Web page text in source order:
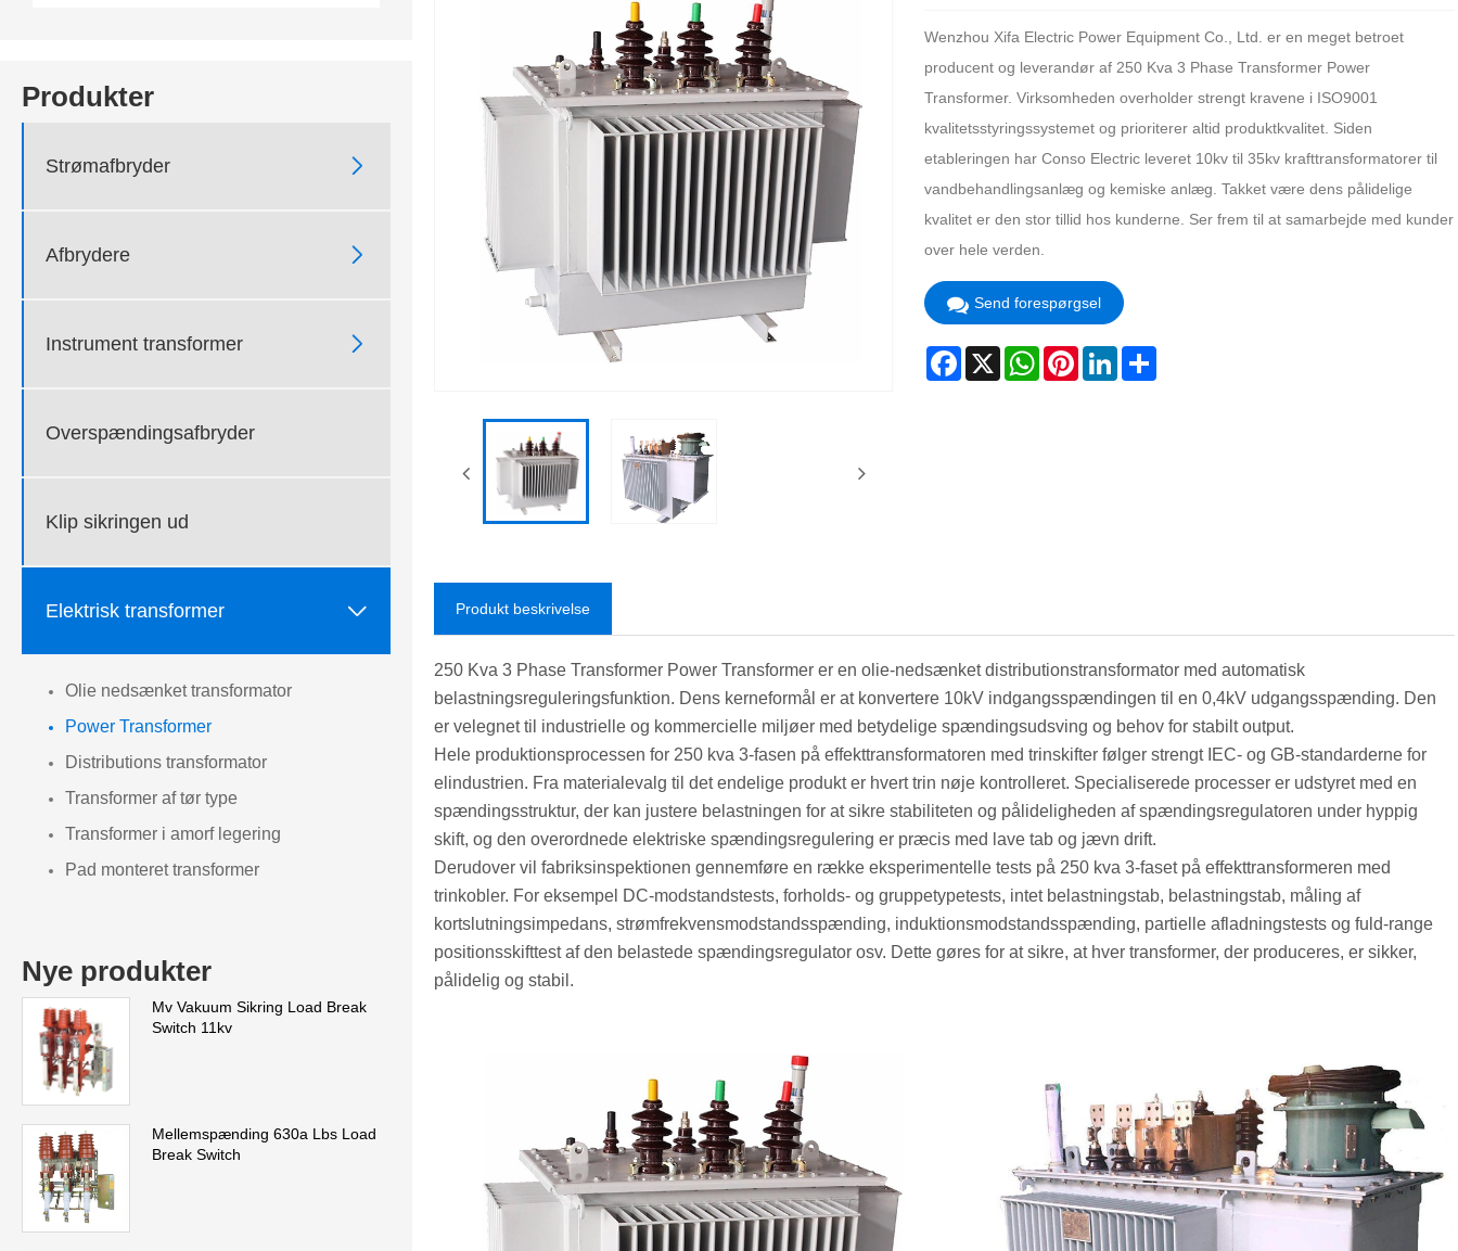
Produkter
Strømafbryder 
Afbrydere 
Instrument transformer 
Overspændingsafbryder
Klip sikringen ud
Elektrisk transformer 
Olie nedsænket transformator
Power Transformer
Distributions transformator
Transformer af tør type
Transformer i amorf legering
Pad monteret transformer
Nye produkter
Mv Vakuum Sikring Load Break
Switch 11kv
Mellemspænding 630a Lbs Load
Break Switch
Wenzhou Xifa Electric Power Equipment Co., Ltd. er en meget betroet
producent og leverandør af 250 Kva 3 Phase Transformer Power
Transformer. Virksomheden overholder strengt kravene i ISO9001
kvalitetsstyringssystemet og prioriterer altid produktkvalitet. Siden
etableringen har Conso Electric leveret 10kv til 35kv krafttransformatorer til
vandbehandlingsanlæg og kemiske anlæg. Takket være dens pålidelige
kvalitet er den stor tillid hos kunderne. Ser frem til at samarbejde med kunder
over hele verden.
Send forespørgsel
Facebook
X WhatsAppPinterestLinkedInShare
Produkt beskrivelse
250 Kva 3 Phase Transformer Power Transformer er en olie-nedsænket distributionstransformator med automatisk
belastningsreguleringsfunktion. Dens kerneformål er at konvertere 10kV indgangsspændingen til en 0,4kV udgangsspænding. Den
er velegnet til industrielle og kommercielle miljøer med betydelige spændingsudsving og behov for stabilt output.
Hele produktionsprocessen for 250 kva 3-fasen på effekttransformatoren med trinskifter følger strengt IEC- og GB-standarderne for
elindustrien. Fra materialevalg til det endelige produkt er hvert trin nøje kontrolleret. Specialiserede processer er udstyret med en
spændingsstruktur, der kan justere belastningen for at sikre stabiliteten og pålideligheden af ​​spændingsregulatoren under hyppig
skift, og den overordnede elektriske spændingsregulering er præcis med lave tab og jævn drift.
Derudover vil fabriksinspektionen gennemføre en række eksperimentelle tests på 250 kva 3-faset på effekttransformeren med
trinkobler. For eksempel DC-modstandstests, forholds- og gruppetypetests, intet belastningstab, belastningstab, måling af
kortslutningsimpedans, strømfrekvensmodstandsspænding, induktionsmodstandsspænding, partielle afladningstests og fuld-range
positionsskifttest af den belastede spændingsregulator osv. Dette gøres for at sikre, at hver transformer, der produceres, er sikker,
pålidelig og stabil.